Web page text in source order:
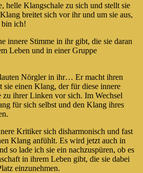
helle Klangschale zu sich und stellt sie
breitet sich vor ihr und um sie aus,
bin ich!
innere Stimme in ihr gibt, die sie daran
Leben und in einer Gruppe
Nörgler in ihr… Er macht ihren
einen Klang, der für diese innere
zu ihrer Linken vor sich. Im Wechsel
für sich selbst und den Klang ihres
Kritiker sich disharmonisch und fast
Klang anfühlt. Es wird jetzt auch in
so lade ich sie ein nachzuspüren, ob es
in ihrem Leben gibt, die sie dabei
einzunehmen.